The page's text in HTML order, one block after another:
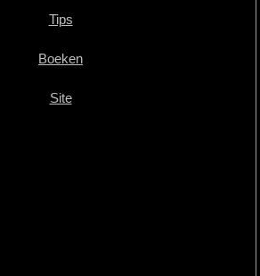
Tips
Boeken
Site